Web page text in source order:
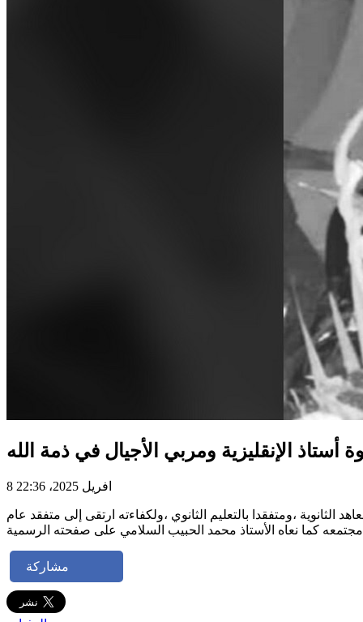
أستاذ الإنقليزية ومربي الأجيال في ذمة الله
8 افريل 2025، 22:36
الثانوية ،ومتفقدا بالتعليم الثانوي ،ولكفاءته ارتقى إلى متفقد عام
مشاركة